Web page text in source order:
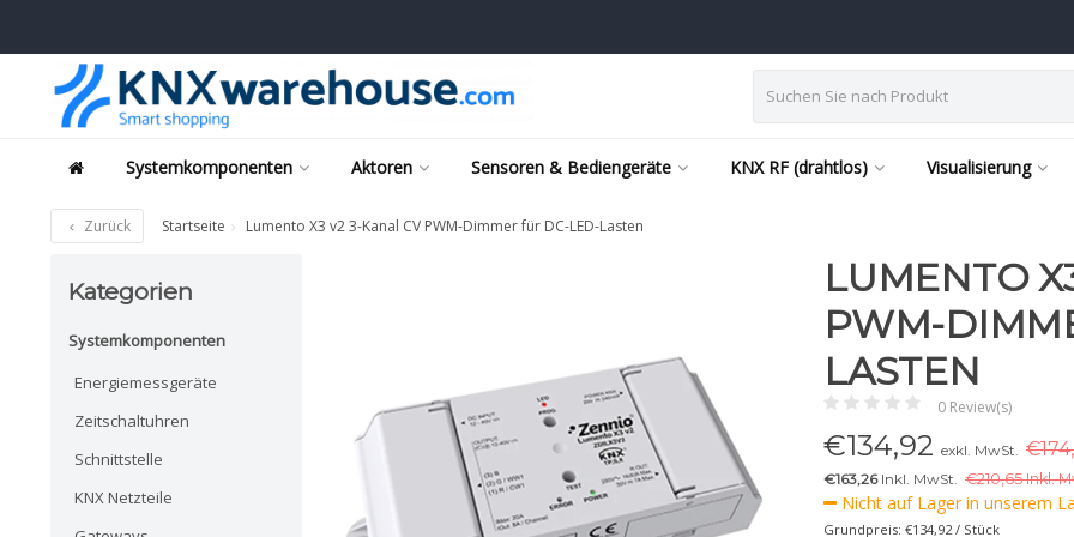
Systemkomponenten Aktoren Sensoren & Bediengeräte KNX RF (drahtlos) Visualisierung
Zurück Startseite Lumento X3 v2 3-Kanal CV PWM-Dimmer für DC-LED-Lasten
Kategorien
Systemkomponenten
Energiemessgeräte
Zeitschaltuhren
Schnittstelle
KNX Netzteile
LUMENTO
PWM-
LASTEN
0 Review(s)
€134,92 exkl. MwSt.
€163,26Inkl. MwSt. €210,65 Inkl.
Nicht auf Lager in unserem
Grundpreis: €134,92 / Stück